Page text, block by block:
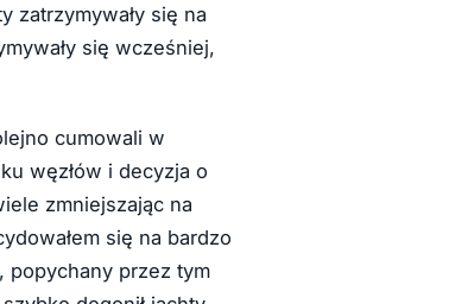
zatrzymywały się na
się wcześniej,
cumowali w
węzłów i decyzja o
zmniejszając na
się na bardzo
popychany przez tym